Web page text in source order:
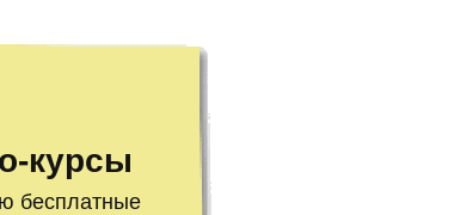
курсы
бесплатные